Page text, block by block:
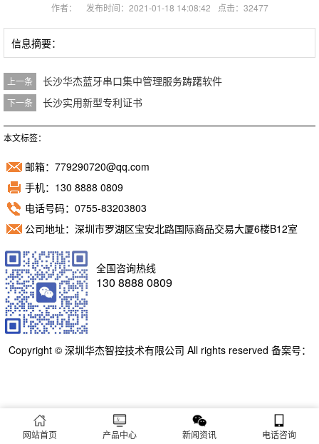
作者： 发布时间：2021-01-18 14:08:42 点击：32477
信息摘要：
上一条 长沙华杰蓝牙串口集中管理服务踌躇软件
下一条 长沙实用新型专利证书
本文标签：
邮箱：779290720@qq.com
手机：130 8888 0809
电话号码：0755-83203803
公司地址：深圳市罗湖区宝安北路国际商品交易大厦6楼B12室
全国咨询热线
130 8888 0809
Copyright © 深圳华杰智控技术有限公司 All rights reserved 备案号：
网站首页 产品中心 新闻资讯 电话咨询